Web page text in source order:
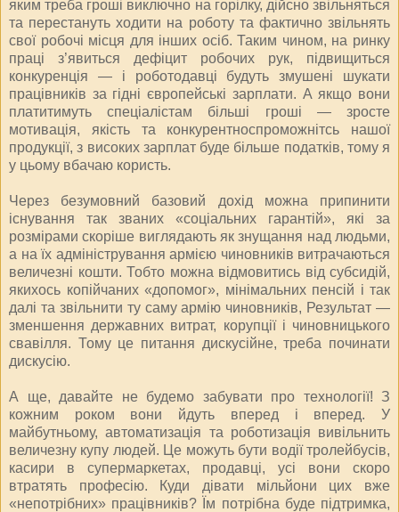
яким треба гроші виключно на горілку, дійсно звільняться
та перестануть ходити на роботу та фактично звільнять
свої робочі місця для інших осіб. Таким чином, на ринку
праці з’явиться дефіцит робочих рук, підвищиться
конкуренція — і роботодавці будуть змушені шукати
працівників за гідні європейські зарплати. А якщо вони
платитимуть спеціалістам більші гроші — зросте
мотивація, якість та конкурентноспроможнітсь нашої
продукції, з високих зарплат буде більше податків, тому я
у цьому вбачаю користь.
Через безумовний базовий дохід можна припинити
існування так званих «соціальних гарантій», які за
розмірами скоріше виглядають як знущання над людьми,
а на їх адміністрування армією чиновників витрачаються
величезні кошти. Тобто можна відмовитись від субсидій,
якихось копійчаних «допомог», мінімальних пенсій і так
далі та звільнити ту саму армію чиновників, Результат —
зменшення державних витрат, корупції і чиновницького
свавілля. Тому це питання дискусійне, треба починати
дискусію.
А ще, давайте не будемо забувати про технології! З
кожним роком вони йдуть вперед і вперед. У
майбутньому, автоматизація та роботизація вивільнить
величезну купу людей. Це можуть бути водії тролейбусів,
касири в супермаркетах, продавці, усі вони скоро
втратять професію. Куди дівати мільйони цих вже
«непотрібних» працівників? Їм потрібна буде підтримка,